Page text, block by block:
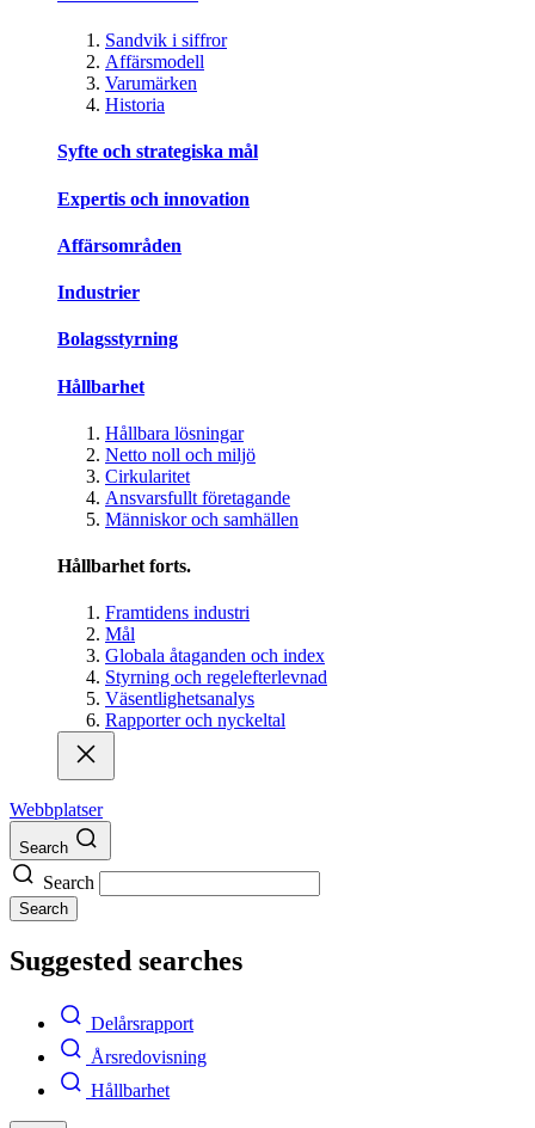
Sandvik i siffror
Affärsmodell
Varumärken
Historia
Syfte och strategiska mål
Expertis och innovation
Affärsområden
Industrier
Bolagsstyrning
Hållbarhet
Hållbara lösningar
Netto noll och miljö
Cirkularitet
Ansvarsfullt företagande
Människor och samhällen
Hållbarhet forts.
Framtidens industri
Mål
Globala åtaganden och index
Styrning och regelefterlevnad
Väsentlighetsanalys
Rapporter och nyckeltal
Webbplatser
Search
Search
Search
Suggested searches
Delårsrapport
Årsredovisning
Hållbarhet